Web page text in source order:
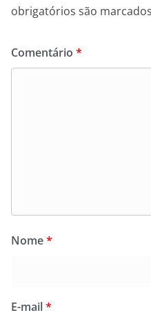
obrigatórios são
Comentário *
Nome*
E-mail*